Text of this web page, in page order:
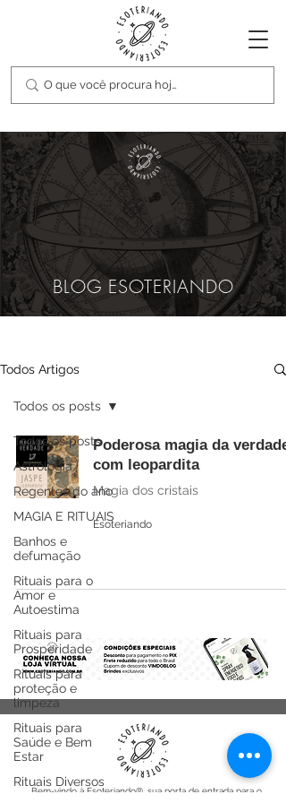
BLOG ESOTERIANDO
Todos Artigos
Todos os posts
Astrologia
Regentes do ano
MAGIA E RITUAIS
Banhos e
defumação
Rituais para o
Amor e
Autoestima
Rituais para
Prosperidade
Rituais para
proteção e
limpeza
Rituais para
Saúde e Bem
Estar
Rituais Diversos
Todos os posts
Poderosa magia da verdade
com leopardita
Magia dos cristais
Esoteriando
Bem-vindo à Esoteriando®, sua porta de entrada para o